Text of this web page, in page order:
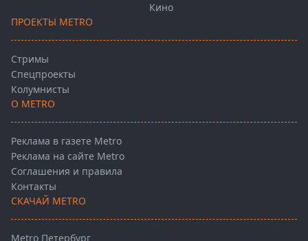
Кино
ПРОЕКТЫ METRO
Стримы
Спецпроекты
Колумнисты
О METRO
Реклама в газете Metro
Реклама на сайте Metro
Соглашения и правила
Контакты
СКАЧАЙ METRO
Metro Петербург